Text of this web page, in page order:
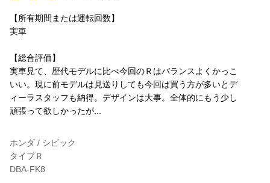
【所有期間または運転回数】
実車
【総合評価】
実車見て、歴代モデルに比べ今回のＲはバランスよくかっこ
いい。現に前モデルは見送りしても今回は買う方が多いとデ
ィーラスタッフも納得。デザインは大事。全体的にもう少し
頑張って欲しかったが...
ホンダ / シビック
タイプＲ
DBA-FK8